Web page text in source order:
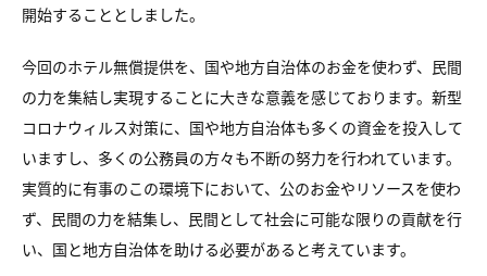
開始することとしました。
今回のホテル無償提供を、国や地方自治体のお金を使わず、民間
の力を集結し実現することに大きな意義を感じております。新型
コロナウィルス対策に、国や地方自治体も多くの資金を投入して
いますし、多くの公務員の方々も不断の努力を行われています。
実質的に有事のこの環境下において、公のお金やリソースを使わ
ず、民間の力を結集し、民間として社会に可能な限りの貢献を行
い、国と地方自治体を助ける必要があると考えています。